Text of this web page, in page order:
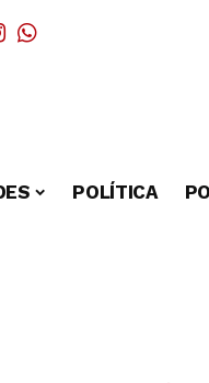
POLÍTICA